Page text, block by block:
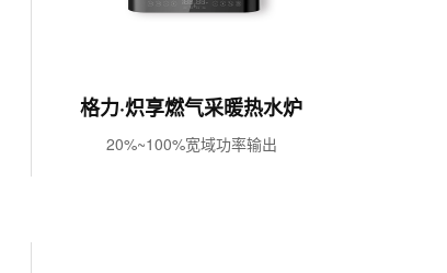
格力·炽享燃气采暖热水炉
20%~100%宽域功率输出